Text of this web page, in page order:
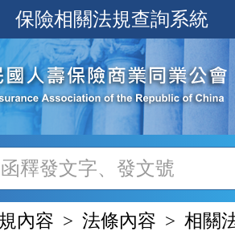
保險相關法規查詢系統
內容 法條內容 相關